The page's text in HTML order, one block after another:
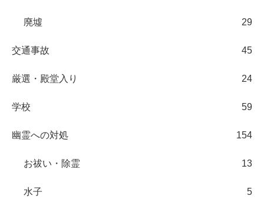
廃墟 29
交通事故 45
厳選・殿堂入り 24
学校 59
幽霊への対処 154
お祓い・除霊 13
水子 5